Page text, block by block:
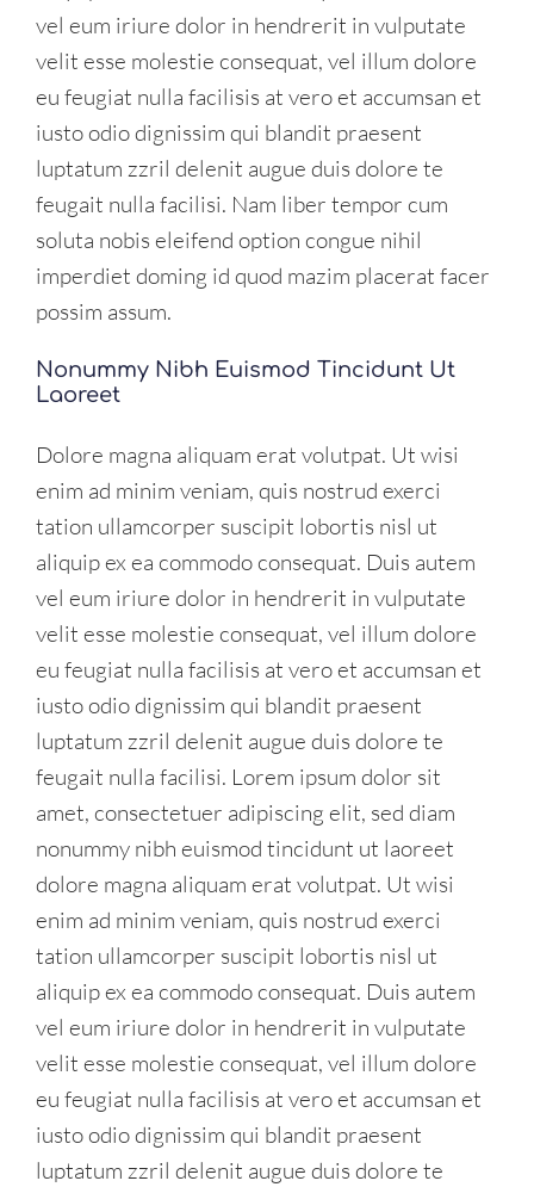
vel eum iriure dolor in hendrerit in vulputate
velit esse molestie consequat, vel illum dolore
eu feugiat nulla facilisis at vero et accumsan et
iusto odio dignissim qui blandit praesent
luptatum zzril delenit augue duis dolore te
feugait nulla facilisi. Nam liber tempor cum
soluta nobis eleifend option congue nihil
imperdiet doming id quod mazim placerat facer
possim assum.
Nonummy Nibh Euismod Tincidunt Ut
Laoreet
Dolore magna aliquam erat volutpat. Ut wisi
enim ad minim veniam, quis nostrud exerci
tation ullamcorper suscipit lobortis nisl ut
aliquip ex ea commodo consequat. Duis autem
vel eum iriure dolor in hendrerit in vulputate
velit esse molestie consequat, vel illum dolore
eu feugiat nulla facilisis at vero et accumsan et
iusto odio dignissim qui blandit praesent
luptatum zzril delenit augue duis dolore te
feugait nulla facilisi. Lorem ipsum dolor sit
amet, consectetuer adipiscing elit, sed diam
nonummy nibh euismod tincidunt ut laoreet
dolore magna aliquam erat volutpat. Ut wisi
enim ad minim veniam, quis nostrud exerci
tation ullamcorper suscipit lobortis nisl ut
aliquip ex ea commodo consequat. Duis autem
vel eum iriure dolor in hendrerit in vulputate
velit esse molestie consequat, vel illum dolore
eu feugiat nulla facilisis at vero et accumsan et
iusto odio dignissim qui blandit praesent
luptatum zzril delenit augue duis dolore te